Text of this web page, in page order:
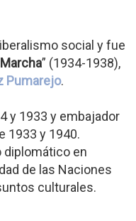
social y fue
” (1934-1938),
Pumarejo.
y 1933 y embajador
1933 y 1940.
diplomático en
de las Naciones
culturales.